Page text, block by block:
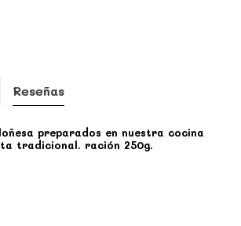
Reseñas
preparados en nuestra cocina
tradicional. ración 250g.